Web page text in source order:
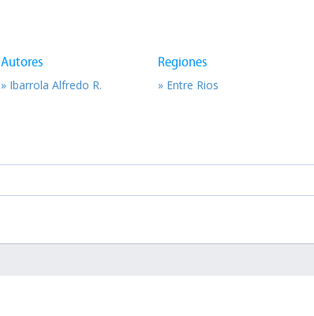
Autores
» Ibarrola Alfredo R.
Regiones
» Entre Rios